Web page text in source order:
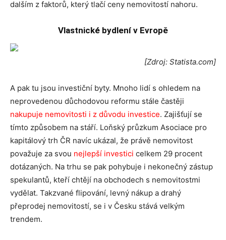
dalším z faktorů, který tlačí ceny nemovitostí nahoru.
Vlastnické bydlení v Evropě
[Zdroj: Statista.com]
A pak tu jsou investiční byty. Mnoho lidí s ohledem na
neprovedenou důchodovou reformu stále častěji
nakupuje nemovitosti i z důvodu investice. Zajišťují se
tímto způsobem na stáří. Loňský průzkum Asociace pro
kapitálový trh ČR navíc ukázal, že právě nemovitost
považuje za svou nejlepší investici celkem 29 procent
dotázaných. Na trhu se pak pohybuje i nekonečný zástup
spekulantů, kteří chtějí na obchodech s nemovitostmi
vydělat. Takzvané flipování, levný nákup a drahý
přeprodej nemovitostí, se i v Česku stává velkým
trendem.